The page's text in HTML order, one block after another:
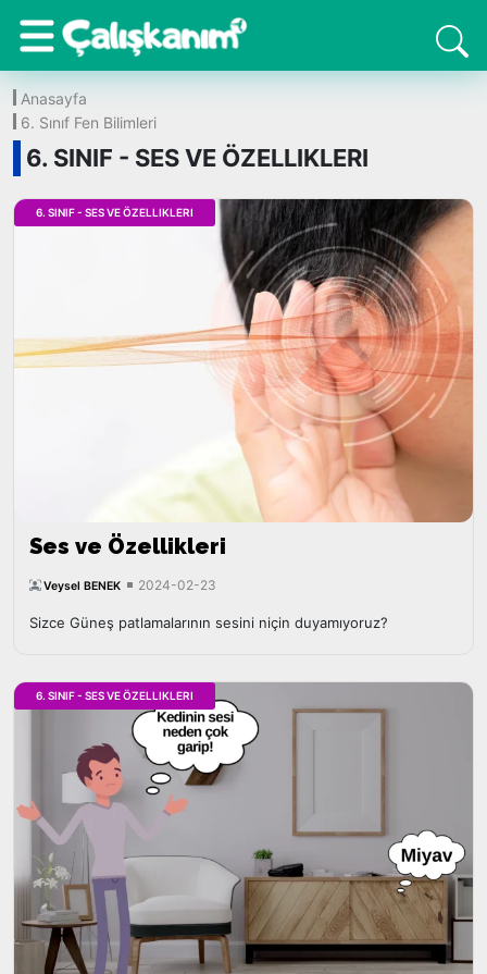
Anasayfa
6. Sınıf Fen Bilimleri
6. SINIF - SES VE ÖZELLIKLERI
Ses ve Özellikleri
Veysel BENEK 2024-02-23
Sizce Güneş patlamalarının sesini niçin duyamıyoruz?
6. SINIF - SES VE ÖZELLIKLERI
6. SINIF - SES VE ÖZELLIKLERI